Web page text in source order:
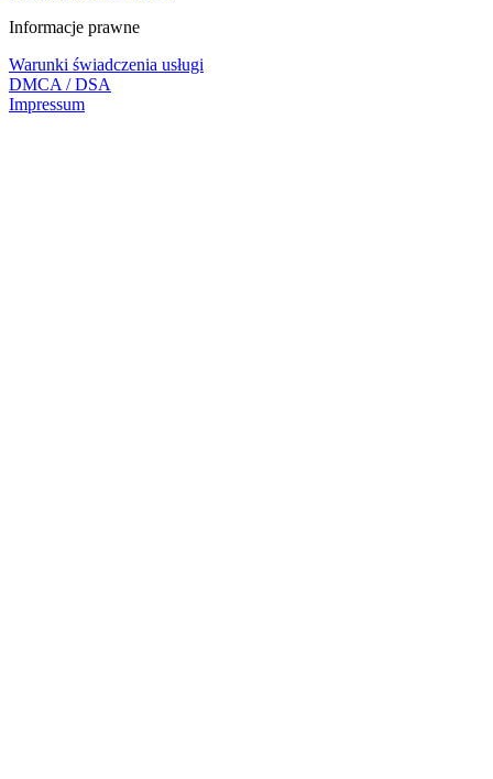
Informacje prawne
Warunki świadczenia usługi
DMCA / DSA
Impressum